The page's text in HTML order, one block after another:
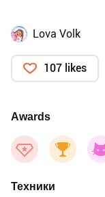
Lova Volk
107 likes
Awards
Техники